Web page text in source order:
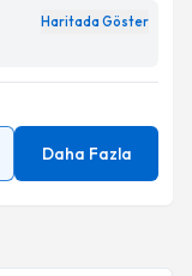
Haritada Göster
Daha Fazla